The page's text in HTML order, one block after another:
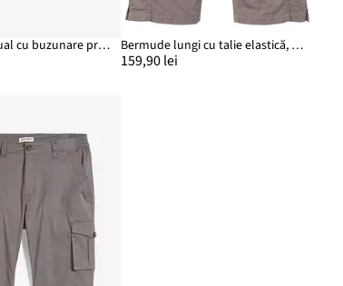
Bermude casual cu buzunare practice cu fermoar Bermude lungi cu talie elastică, Regular Fit
159,90 lei